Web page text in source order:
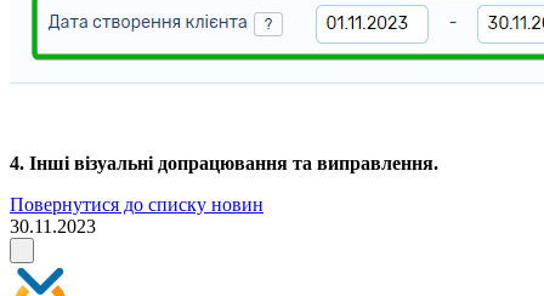
4. Інші візуальні допрацювання та виправлення.
Повернутися до списку новин
30.11.2023